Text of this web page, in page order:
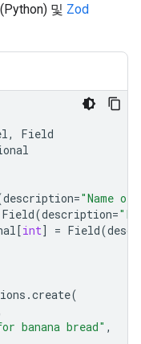
(Python) 및 Zod
,
Field
description="Name
Field(description=
[int] = Field(
.create(
banana bread" ,